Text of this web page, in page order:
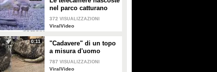
nel parco catturano
uno spettacolo
naturale mozzafiato
372 VISUALIZZAZIONI
ViralVideo
0:11
"Cadavere" di un topo
a misura d'uomo
ritrovato nelle fogne:
poi si scopre di cosa si
787 VISUALIZZAZIONI
ViralVideo